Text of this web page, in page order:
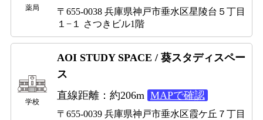
薬局
〒655-0038 兵庫県神戸市垂水区星陵台５丁目
１−１ さつきビル1階
学校
AOI STUDY SPACE / 葵スタディスペー
ス
直線距離：約206m MAPで確認
〒655-0039 兵庫県神戸市垂水区霞ケ丘７丁目